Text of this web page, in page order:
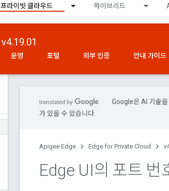
프라이빗 클라우드 하이브리드
v4.19.01
운영 포털 외부 인증 안내 가이드
Google은 AI 기술
가 있을 수 있습니다.
Apigee Edge Edge for Private Cloud
Edge UI의 포트 번